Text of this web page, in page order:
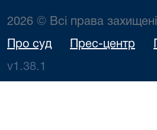
2026 © Всі права захищені
Про суд Прес-центр
v1.38.1